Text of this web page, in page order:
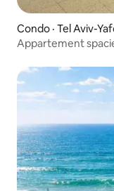
Condo · Tel Aviv-
Appartement